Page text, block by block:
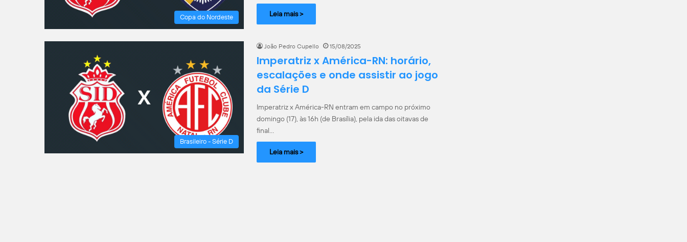
Copa do Nordeste Leia mais >
Brasileiro - Série D
João Pedro Cupello 15/08/2025
Imperatriz x América-RN: horário,
escalações e onde assistir ao jogo
da Série D
Imperatriz x América-RN entram em campo no próximo
domingo (17), às 16h (de Brasília), pela ida das oitavas de
final…
Leia mais >